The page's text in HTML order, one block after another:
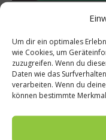
Um dir ein optimales
wie Cookies, um
zuzugreifen. Wenn du
Daten wie das
verarbeiten. Wenn du
können bestimmte
2011 in München
worlds of food traf die
auf der Genussmesse
München geöffnet hat
Genießen, einkaufen,
Spitzenköchen wie